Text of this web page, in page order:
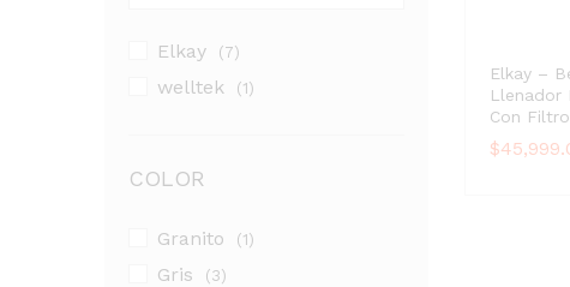
Elkay –
Llenador
Con
$
$
Elkay (7)
welltek (1)
COLOR
Granito (1)
Gris (3)